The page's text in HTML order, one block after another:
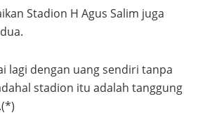
Stadion H Agus Salim juga
lagi dengan uang sendiri tanpa
stadion itu adalah tanggung